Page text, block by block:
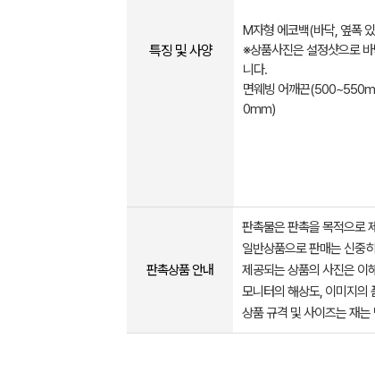
특징 및 사양
M자형 에코백(바닥, 옆폭
※상품사진은 설정샷으로
니다.
면웨빙 어깨끈
0mm)
판촉상품 안내
판촉물은 판촉을 목적으로
일반상품으로 판매는 신중
제공되는 상품의 사진은 이
모니터의 해상도, 이미지의
상품 규격 및 사이즈는 재